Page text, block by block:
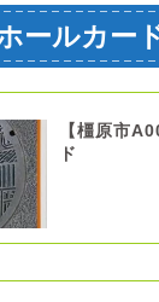
ールカー
【橿原市
ド